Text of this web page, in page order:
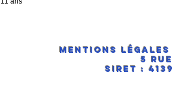
Mentions Légales -
5
SIRET :